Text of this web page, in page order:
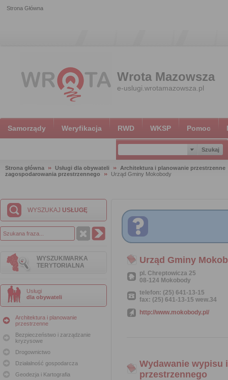
Strona Główna
Wrota Mazowsza
e-uslugi.wrotamazowsza.pl
Samorządy Weryfikacja RWD WKSP Pomoc
Strona główna Usługi dla obywateli
Architektura i planowanie przestrzenne
zagospodarowania przestrzennego
Urząd Gminy Mokobody
WYSZUKAJ USŁUGĘ
WYSZUKIWARKA
TERYTORIALNA
Usługi
dla obywateli
Architektura i planowanie
przestrzenne
Bezpieczeństwo i zarządzanie
kryzysowe
Drogownictwo
Działalność gospodarcza
Geodezja i Kartografia
Urząd Gminy
pl. Chreptowicza 25
08-124 Mokobody
telefon: (25) 641-13-15
fax: (25) 641-13-15 wew.34
http://www.mokobody.pl/
Wydawanie wypisu
przestrzennego